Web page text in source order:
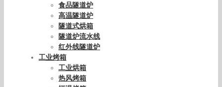
食品隧道炉
高温隧道炉
隧道式烘箱
隧道炉流水线
红外线隧道炉
工业烤箱
工业烘箱
热风烤箱